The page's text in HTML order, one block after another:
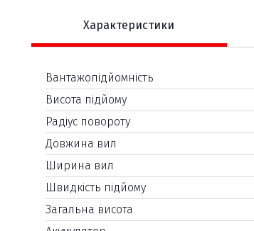
Характеристики
Вантажопідйомність
Висота підйому
Радіус повороту
Довжина вил
Ширина вил
Швидкість підйому
Загальна висота